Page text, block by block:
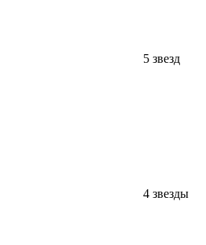
5 звезд
4 звезды